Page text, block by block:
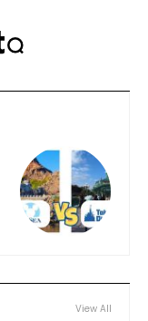
View All